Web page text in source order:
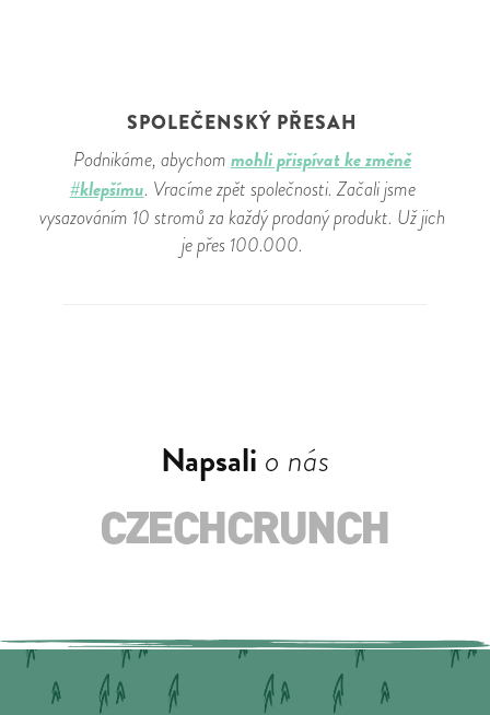
SPOLEČENSKÝ PŘESAH
Podnikáme, abychom mohli přispívat ke změně
#klepšímu. Vracíme zpět společnosti. Začali jsme
vysazováním 10 stromů za každý prodaný produkt. Už jich
je přes 100.000.
Napsali o nás